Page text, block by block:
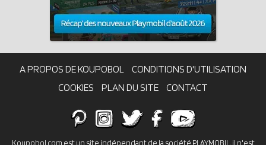
A PROPOS DE KOUPOBOL
CONDITIONS D'UTILISATION
COOKIES
PLAN DU SITE CONTACT
Koupobol.com est un site indépendant de la société PLAYMOBIL, il n'est